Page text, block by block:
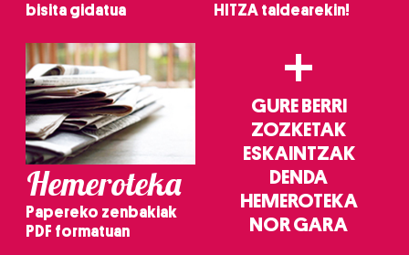
bisita gidatua
HITZA taldearekin!
Hemeroteka
Papereko zenbakiak
PDF formatuan
+
GURE BERRI
ZOZKETAK
ESKAINTZAK
DENDA
HEMEROTEKA
NOR GARA